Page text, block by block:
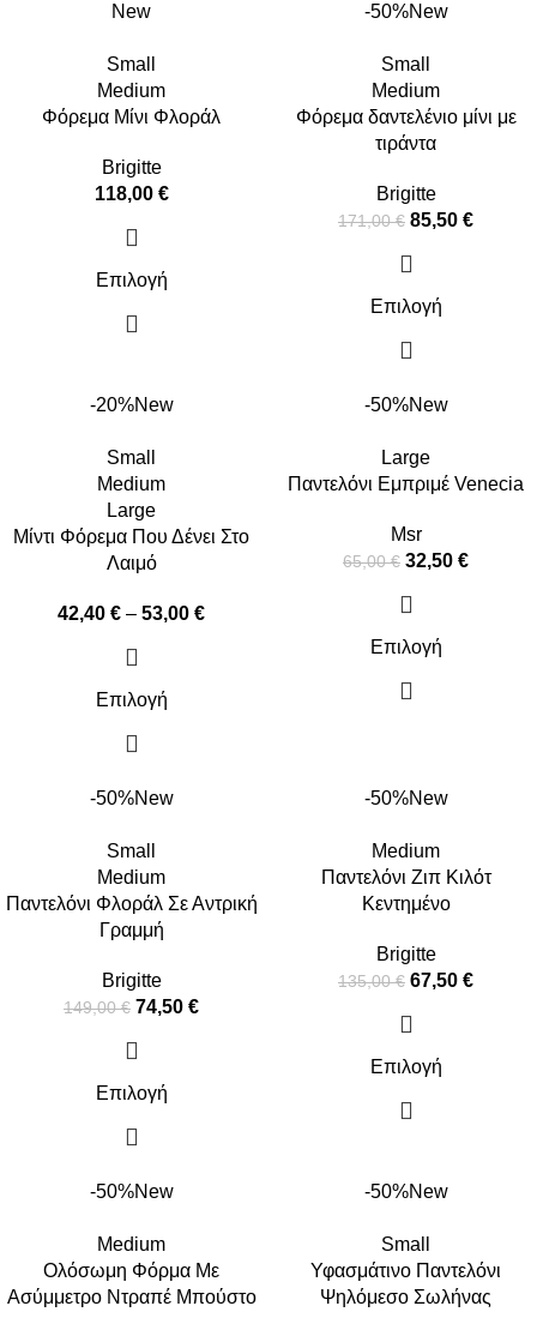
New
Small
Medium
Φόρεμα Μίνι Φλοράλ
Brigitte
118,00 €
Επιλογή
-50%New
Small
Medium
Φόρεμα δαντελένιο μίνι με
τιράντα
Brigitte
171,00€ 85,50 €
Επιλογή
-20%New
Small
Medium
Large
Μίντι Φόρεμα Που Δένει Στο
Λαιμό
42,40 € – 53,00 €
Επιλογή
-50%New
Large
Παντελόνι Εμπριμέ Venecia
Msr
65,00€ 32,50 €
Επιλογή
-50%New
Small
Medium
Παντελόνι Φλοράλ Σε Αντρική
Γραμμή
Brigitte
149,00€ 74,50 €
Επιλογή
-50%New
Medium
Παντελόνι Ζιπ Κιλότ
Κεντημένο
Brigitte
135,00€ 67,50 €
Επιλογή
-50%New
Medium
Ολόσωμη Φόρμα Με
Ασύμμετρο Ντραπέ Μπούστο
-50%New
Small
Υφασμάτινο Παντελόνι
Ψηλόμεσο Σωλήνας